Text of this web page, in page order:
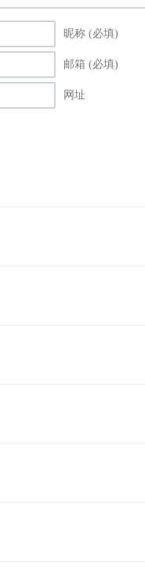
昵称 (必填)
邮箱 (必填)
网址